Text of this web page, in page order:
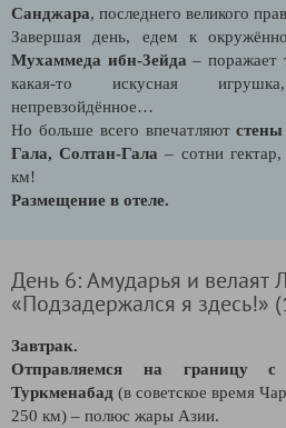
Санджара, последнего великого
Завершая день, едем к
Мухаммеда ибн-3ейда – поражает
какая-то искусная
непревзойдённое…
Но больше всего впечатляют
Гала, Солтан-Гала – сотни
км!
Размещение в отеле.
День 6: Амударья и велаят
«Подзадержался я здесь!»
Завтрак.
Отправляемся на границу
Туркменабад (в советское время
250 км) – полюс жары Азии.